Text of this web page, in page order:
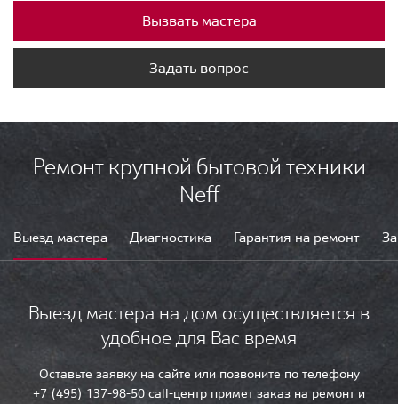
Вызвать мастера
Задать вопрос
Ремонт крупной бытовой техники
Neff
Выезд мастера Диагностика Гарантия на ремонт
Выезд мастера на дом осуществляется в
удобное для Вас время
Оставьте заявку на сайте или позвоните по телефону
+7 (495) 137-98-50 call-центр примет заказ на ремонт и